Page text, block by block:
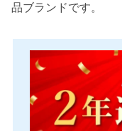
品ブランドです。